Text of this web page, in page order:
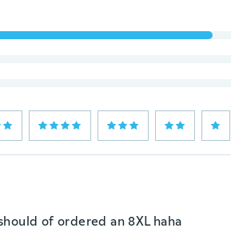
of ordered an 8XL haha